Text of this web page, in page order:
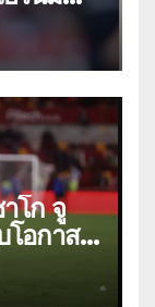
โก จู
โอกาส
รก